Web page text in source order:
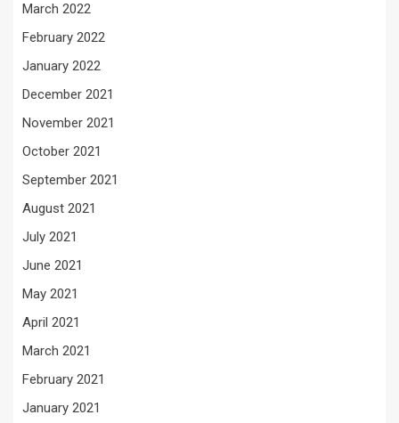
March 2022
February 2022
January 2022
December 2021
November 2021
October 2021
September 2021
August 2021
July 2021
June 2021
May 2021
April 2021
March 2021
February 2021
January 2021